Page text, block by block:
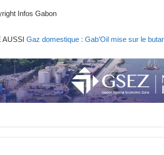
Infos Gabon
AUSSI Gaz domestique : Gab’Oil mise sur le